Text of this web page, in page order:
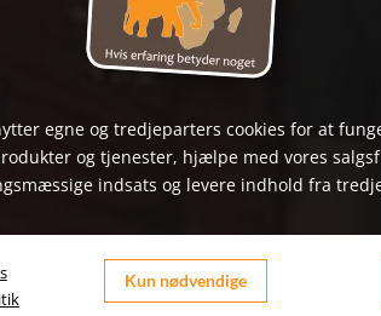
egne og tredjeparters cookies for at
og tjenester, hjælpe med vores
indsats og levere indhold fra
Kun nødvendige